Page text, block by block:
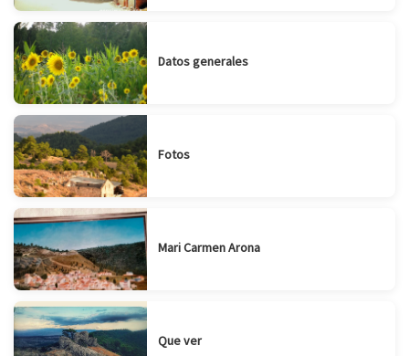
Datos generales
Fotos
Mari Carmen Arona
Que ver